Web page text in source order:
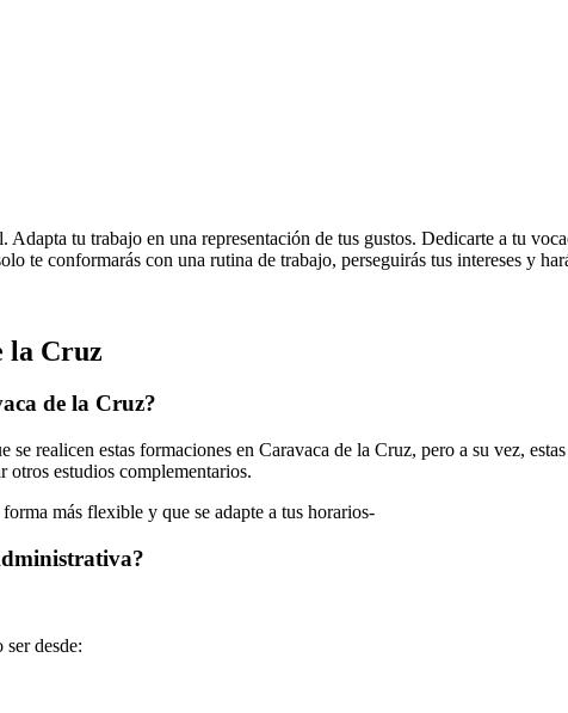
tu trabajo en una representación de tus gustos. Dedicarte a tu
te conformarás con una rutina de trabajo, perseguirás tus intereses y
la Cruz
de la Cruz?
realicen estas formaciones en Caravaca de la Cruz, pero a su vez,
otros estudios complementarios.
más flexible y que se adapte a tus horarios-
desde: